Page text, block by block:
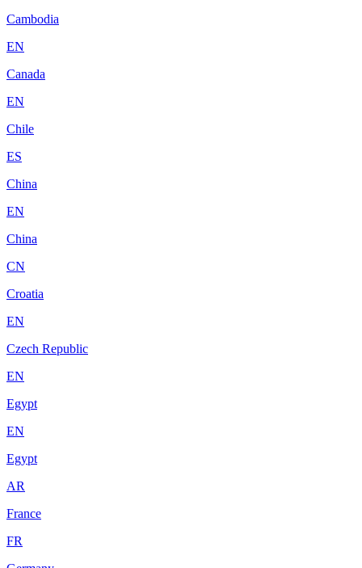
Cambodia
EN
Canada
EN
Chile
ES
China
EN
China
CN
Croatia
EN
Czech Republic
EN
Egypt
EN
Egypt
AR
France
FR